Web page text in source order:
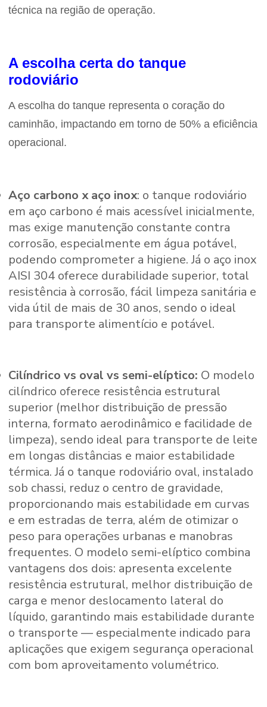
técnica na região de operação.
A escolha certa do tanque
rodoviário
A escolha do tanque representa o coração do
caminhão, impactando em torno de 50% a eficiência
operacional.
Aço carbono x aço inox: o tanque rodoviário
em aço carbono é mais acessível inicialmente,
mas exige manutenção constante contra
corrosão, especialmente em água potável,
podendo comprometer a higiene. Já o aço inox
AISI 304 oferece durabilidade superior, total
resistência à corrosão, fácil limpeza sanitária e
vida útil de mais de 30 anos, sendo o ideal
para transporte alimentício e potável.
Cilíndrico vs oval vs semi-elíptico: O modelo
cilíndrico oferece resistência estrutural
superior (melhor distribuição de pressão
interna, formato aerodinâmico e facilidade de
limpeza), sendo ideal para transporte de leite
em longas distâncias e maior estabilidade
térmica. Já o tanque rodoviário oval, instalado
sob chassi, reduz o centro de gravidade,
proporcionando mais estabilidade em curvas
e em estradas de terra, além de otimizar o
peso para operações urbanas e manobras
frequentes. O modelo semi-elíptico combina
vantagens dos dois: apresenta excelente
resistência estrutural, melhor distribuição de
carga e menor deslocamento lateral do
líquido, garantindo mais estabilidade durante
o transporte — especialmente indicado para
aplicações que exigem segurança operacional
com bom aproveitamento volumétrico.